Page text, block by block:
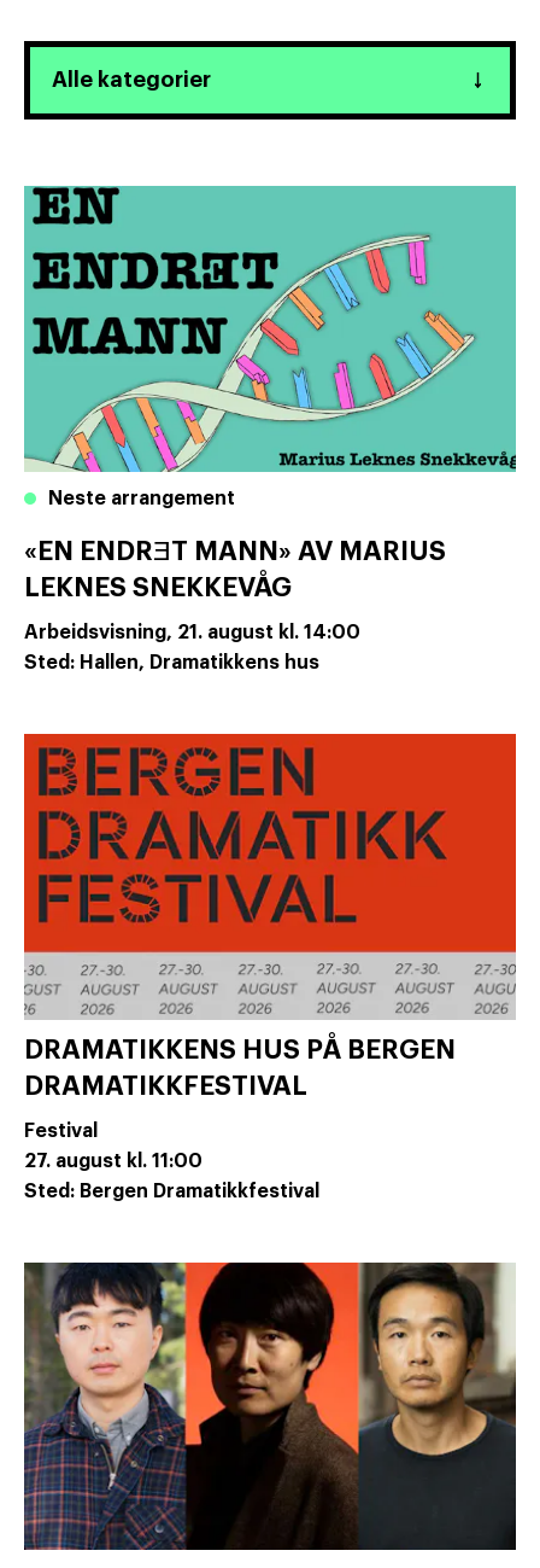
Neste arrangement
«EN ENDRƎT MANN» AV MARIUS
LEKNES SNEKKEVÅG
Arbeidsvisning, 21. august kl. 14:00
Sted: Hallen, Dramatikkens hus
DRAMATIKKENS HUS PÅ BERGEN
DRAMATIKKFESTIVAL
Festival
27. august kl. 11:00
Sted: Bergen Dramatikkfestival